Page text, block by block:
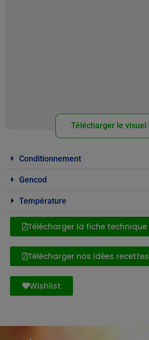
Télécharger le visuel
Conditionnement
Gencod
Température
Télécharger la fiche technique
Télécharger nos idées recettes
Wishlist